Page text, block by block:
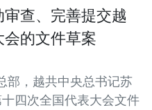
查、完善提交越
的文件草案
部，越共中央总书记苏
四次全国代表大会文件